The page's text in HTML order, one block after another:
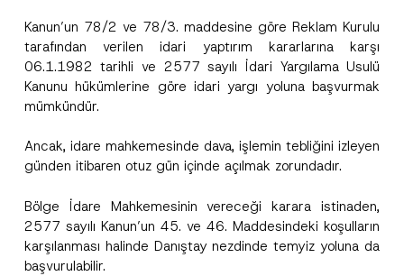
Kanun’un 78/2 ve 78/3. maddesine göre Reklam Kurulu
tarafından verilen idari yaptırım kararlarına karşı
06.1.1982 tarihli ve 2577 sayılı İdari Yargılama Usulü
Kanunu hükümlerine göre idari yargı yoluna başvurmak
mümkündür.
Ancak, idare mahkemesinde dava, işlemin tebliğini izleyen
günden itibaren otuz gün içinde açılmak zorundadır.
Bölge İdare Mahkemesinin vereceği karara istinaden,
2577 sayılı Kanun’un 45. ve 46. Maddesindeki koşulların
karşılanması halinde Danıştay nezdinde temyiz yoluna da
başvurulabilir.